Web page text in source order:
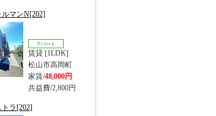
ルマンN[202]
アパート
賃貸 [1LDK]
松山市高岡町
家賃/48,000円
共益費/2,800円
トラ[202]